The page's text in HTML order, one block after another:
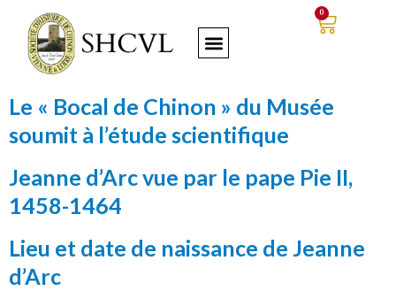
0
Le « Bocal de Chinon » du Musée
soumit à l’étude scientifique
Jeanne d’Arc vue par le pape Pie II,
1458-1464
Lieu et date de naissance de Jeanne
d’Arc